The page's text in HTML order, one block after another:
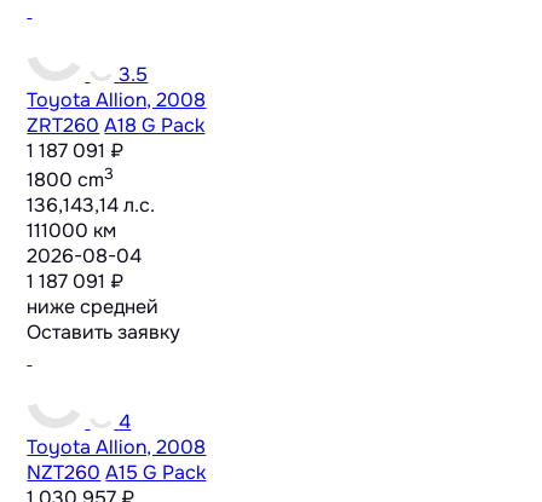
3.5
Toyota Allion, 2008
ZRT260 A18 G Pack
1 187 091 ₽
1800 cm3
136,143,14 л.с.
111000 км
2026-08-04
1 187 091 ₽
ниже средней
Оставить заявку
4
Toyota Allion, 2008
NZT260 A15 G Pack